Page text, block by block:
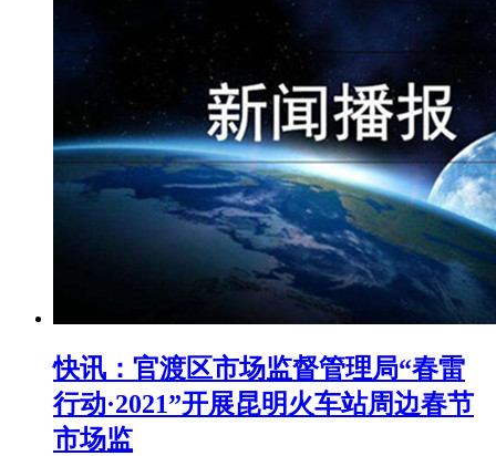
快讯：官渡区市场监督管理局“春雷
行动·2021”开展昆明火车站周边春节
市场监